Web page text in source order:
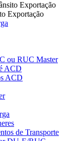
Exportação
Exportação
ou RUC Master
ACD
ACD
de Transporte